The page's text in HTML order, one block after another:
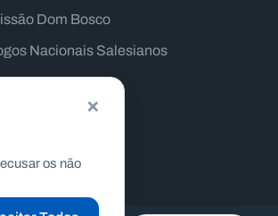
Dom Bosco
Nacionais Salesianos
×
os não